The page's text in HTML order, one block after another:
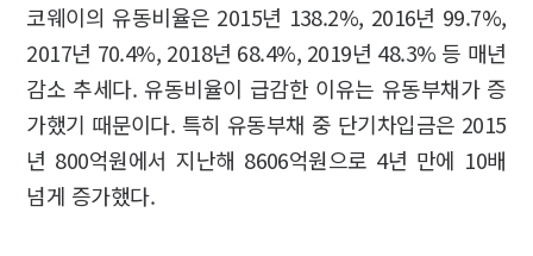
코웨이의 유동비율은 2015년 138.2%, 2016년 99.7%,
2017년 70.4%, 2018년 68.4%, 2019년 48.3% 등 매년
감소 추세다. 유동비율이 급감한 이유는 유동부채가 증
가했기 때문이다. 특히 유동부채 중 단기차입금은 2015
년 800억원에서 지난해 8606억원으로 4년 만에 10배
넘게 증가했다.